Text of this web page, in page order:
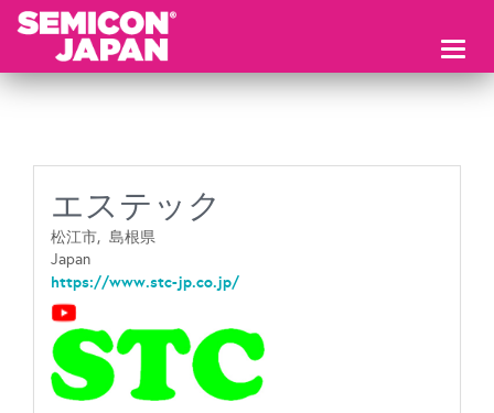
エステック
松江市, 島根県
Japan
https://www.stc-jp.co.jp/